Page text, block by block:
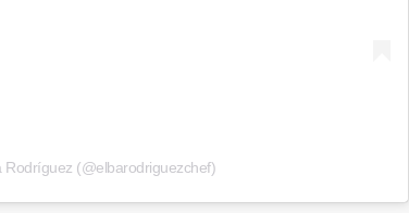
Rodríguez (@elbarodriguezchef)